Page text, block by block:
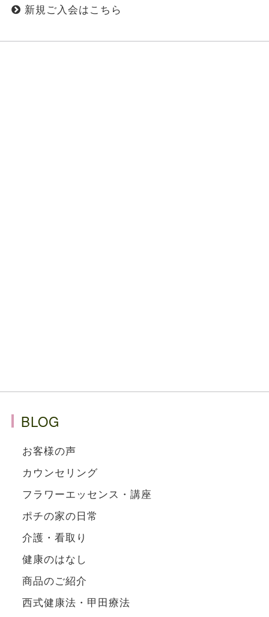
新規ご入会はこちら
BLOG
お客様の声
カウンセリング
フラワーエッセンス・講座
ポチの家の日常
介護・看取り
健康のはなし
商品のご紹介
西式健康法・甲田療法